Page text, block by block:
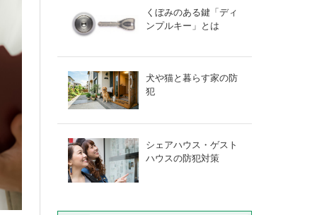
くぼみのある鍵「ディ
ンプルキー」とは
犬や猫と暮らす家の防
犯
シェアハウス・ゲスト
ハウスの防犯対策